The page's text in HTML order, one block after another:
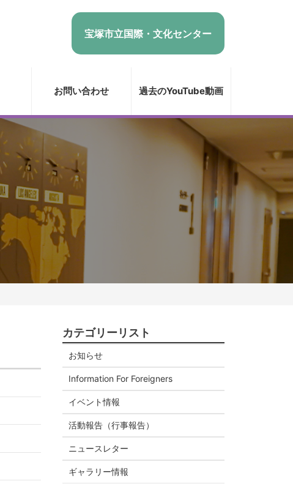
宝塚市立国際・文化センター
お問い合わせ 過去のYouTube動画
カテゴリーリスト
お知らせ
Information For Foreigners
イベント情報
活動報告（行事報告）
ニュースレター
ギャラリー情報